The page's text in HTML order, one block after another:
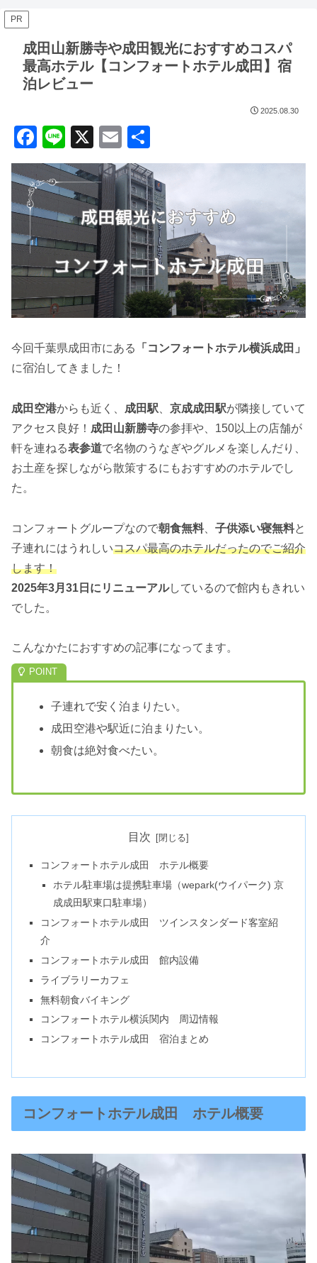
PR
成田山新勝寺や成田観光におすすめコスパ
最高ホテル【コンフォートホテル成田】宿
泊レビュー
2025.08.30
F
a
c
e
b
o
o
k
Li
n
e
X
E
m
ail
有
今回千葉県成田市にある
「コンフォートホテル横浜成田」
に宿泊してきました！
成田空港からも近く、 成田駅 京成成田駅が隣接していて
アクセス良好！ 成田山新勝寺の参拝や、150以上の店舗が
軒を連ねる表参道で名物のうなぎやグルメを楽しんだり、
お土産を探しながら散策するにもおすすめのホテルでし
た。
コンフォートグループなので朝食無料、 子供添い寝無料と
子連れにはうれしいコスパ最高のホテルだったのでご紹介
します！
2025年3月31日にリニューアルしているので館内もきれい
でした。
こんなかたにおすすめの記事になってます。
子連れで安く泊まりたい。
成田空港や駅近に泊まりたい。
朝食は絶対食べたい。
目次
コンフォートホテル成田 ホテル概要
ホテル駐車場は提携駐車場（wepark(ウイパーク) 京
成成田駅東口駐車場）
コンフォートホテル成田 ツインスタンダード客室紹
介
コンフォートホテル成田 館内設備
ライブラリーカフェ
無料朝食バイキング
コンフォートホテル横浜関内 周辺情報
コンフォートホテル成田 宿泊まとめ
コンフォートホテル成田 ホテル概要